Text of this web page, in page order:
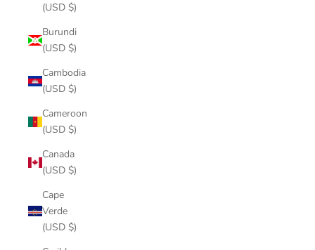
(USD $)
Burundi
(USD $)
Cambodia
(USD $)
Cameroon
(USD $)
Canada
(USD $)
Cape
Verde
(USD $)